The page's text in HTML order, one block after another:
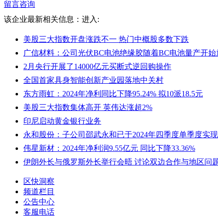
留言咨询
该企业最新相关信息： 进入:
美股三大指数开盘涨跌不一 热门中概股多数下跌
广信材料：公司光伏BC电池绝缘胶随着BC电池量产开始
2月央行开展了14000亿元买断式逆回购操作
全国首家具身智能创新产业园落地中关村
东方雨虹：2024年净利同比下降95.24% 拟10派18.5元
美股三大指数集体高开 英伟达涨超2%
印尼启动黄金银行业务
永和股份：子公司邵武永和已于2024年四季度单季度实现
伟星新材：2024年净利润9.55亿元 同比下降33.36%
伊朗外长与俄罗斯外长举行会晤 讨论双边合作与地区问
区快洞察
频道栏目
公告中心
客服电话